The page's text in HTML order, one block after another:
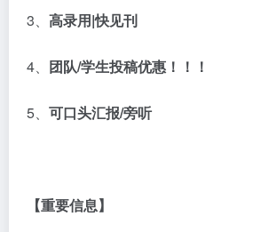
3、 高录用|快见刊
4、 团队/学生投稿优惠！！！
5、 可口头汇报/旁听
【重要信息】